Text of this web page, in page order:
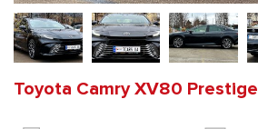
Toyota Camry XV80 Prestige